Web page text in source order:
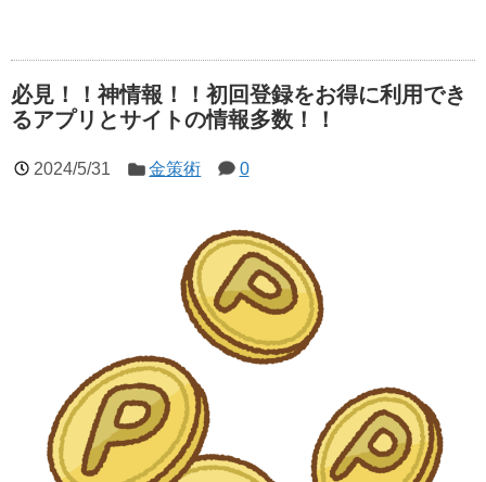
必見！！神情報！！初回登録をお得に利用でき
るアプリとサイトの情報多数！！
2024/5/31 金策術 0